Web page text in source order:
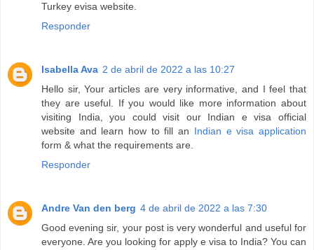
Turkey evisa website.
Responder
Isabella Ava 2 de abril de 2022 a las 10:27
Hello sir, Your articles are very informative, and I feel that
they are useful. If you would like more information about
visiting India, you could visit our Indian e visa official
website and learn how to fill an Indian e visa application
form & what the requirements are.
Responder
Andre Van den berg 4 de abril de 2022 a las 7:30
Good evening sir, your post is very wonderful and useful for
everyone. Are you looking for apply e visa to India? You can